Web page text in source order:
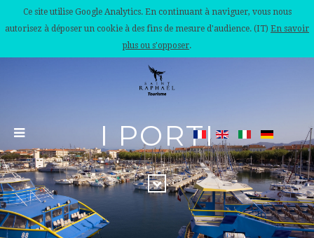
Ce site utilise Google Analytics. En continuant à naviguer, vous nous
autorisez à déposer un cookie à des fins de mesure d'audience. (IT) En savoir
plus ou s'opposer.
I PORTI